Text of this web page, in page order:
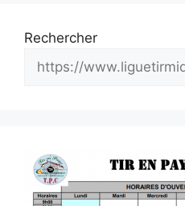
Rechercher